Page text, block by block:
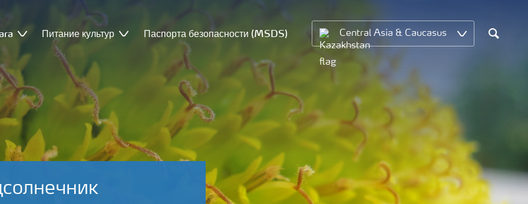
Питание культур Паспорта безопасности (MSDS) Central Asia & Caucasus
Search